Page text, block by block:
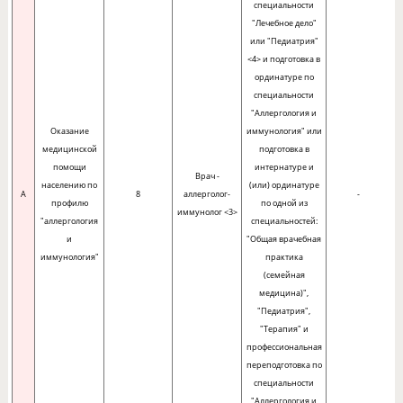
A
Оказание
медицинской
помощи
населению по
профилю
"аллергология
и
иммунология"
8
Врач -
аллерголог-
иммунолог <3>
специальности
"Лечебное дело"
или "Педиатрия"
<4> и подготовка в
ординатуре по
специальности
"Аллергология и
иммунология" или
подготовка в
интернатуре и
(или) ординатуре
по одной из
специальностей:
"Общая врачебная
практика
(семейная
медицина)",
"Педиатрия",
"Терапия" и
профессиональная
переподготовка по
специальности
-